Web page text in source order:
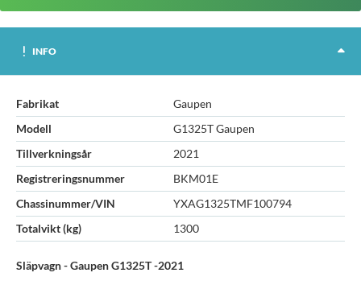
INFO
Fabrikat
Gaupen
Modell
G1325T Gaupen
Tillverkningsår
2021
Registreringsnummer
BKM01E
Chassinummer/VIN
YXAG1325TMF100794
Totalvikt (kg)
1300
Släpvagn - Gaupen G1325T -2021